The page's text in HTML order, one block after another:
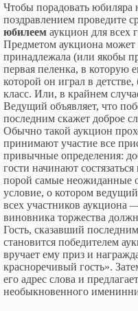
Чтобы порадовать
поздравлением проведите
юбилеем аукцион для всех
Предметом аукциона может
принадлежала (или якобы
первая пеленка, в которую
которой он играл в
класс. Или, в крайнем
Ведущий объявляет, что
последним скажет доброе
Обычно такой аукцион
принимают участие все
привычные определения:
гости начинают
порой самые неожиданные
условие, о котором
всех участников аукциона
виновника торжества
Гость, сказавший
становится победителем
вручает ему приз и
красноречивый гость».
его адрес слова и
необыкновенного